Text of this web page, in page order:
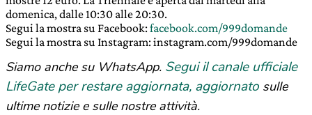
domenica, dalle 10:30 alle 20:30.
Segui la mostra su Facebook:facebook.com/999domande
Segui la mostra su Instagram: instagram.com/999domande
Siamo anche su WhatsApp. Segui il canale ufficiale
LifeGate per restare aggiornata, aggiornato sulle
ultime notizie e sulle nostre attività.